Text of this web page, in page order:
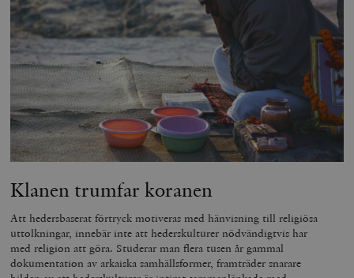
Klanen trumfar koranen
Att hedersbaserat förtryck motiveras med hänvisning till religiösa
uttolkningar, innebär inte att hederskulturer nödvändigtvis har
med religion att göra. Studerar man flera tusen år gammal
dokumentation av arkaiska samhällsformer, framträder snarare